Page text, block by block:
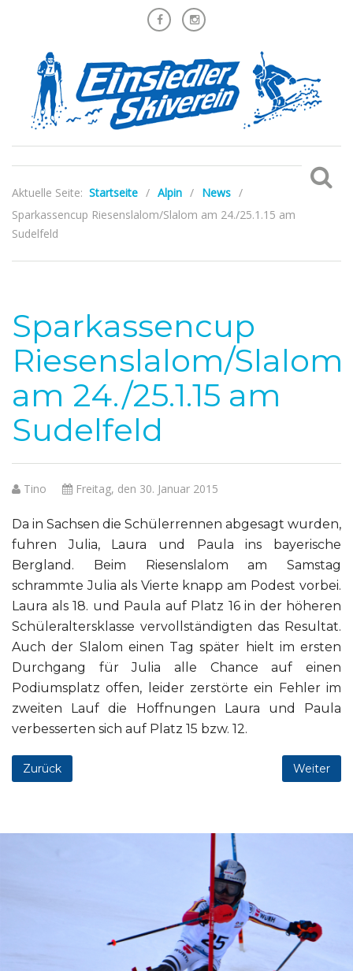
Aktuelle Seite: Startseite / Alpin / News /
Sparkassencup Riesenslalom/Slalom am 24./25.1.15 am
Sudelfeld
Sparkassencup
Riesenslalom/Slalom
am 24./25.1.15 am
Sudelfeld
Freitag, den 30. Januar 2015
Tino
Da in Sachsen die Schülerrennen abgesagt wurden,
fuhren Julia, Laura und Paula ins bayerische
Bergland. Beim Riesenslalom am Samstag
schrammte Julia als Vierte knapp am Podest vorbei.
Laura als 18. und Paula auf Platz 16 in der höheren
Schüleraltersklasse vervollständigten das Resultat.
Auch der Slalom einen Tag später hielt im ersten
Durchgang für Julia alle Chance auf einen
Podiumsplatz offen, leider zerstörte ein Fehler im
zweiten Lauf die Hoffnungen Laura und Paula
verbesserten sich auf Platz 15 bzw. 12.
Zurück Weiter